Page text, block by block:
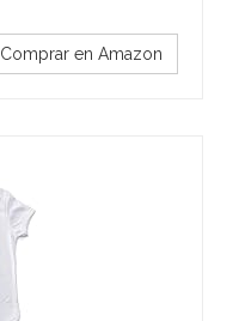
Comprar en Amazon